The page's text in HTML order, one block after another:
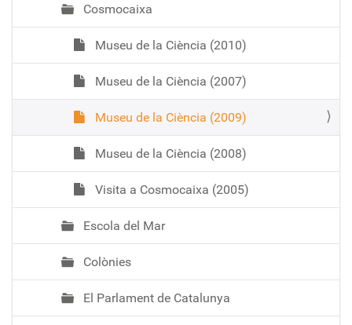
Cosmocaixa
Museu de la Ciència (2010)
Museu de la Ciència (2007)
Museu de la Ciència (2009)
Museu de la Ciència (2008)
Visita a Cosmocaixa (2005)
Escola del Mar
Colònies
El Parlament de Catalunya